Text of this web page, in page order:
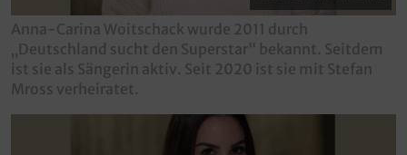
Anna-Carina Woitschack wurde 2011 durch
„Deutschland sucht den Superstar“ bekannt. Seitdem
ist sie als Sängerin aktiv. Seit 2020 ist sie mit Stefan
Mross verheiratet.